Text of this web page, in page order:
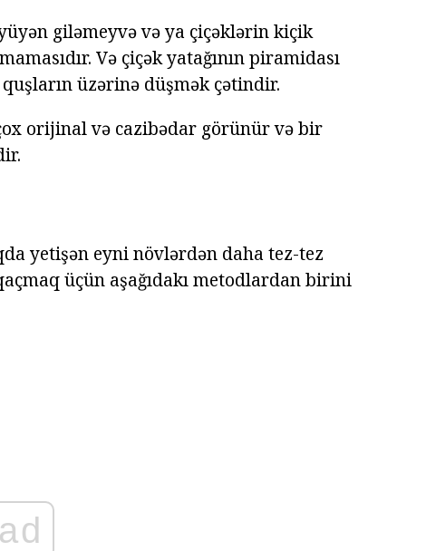
giləmeyvə və ya çiçəklərin kiçik
Və çiçək yatağının piramidası
üzərinə düşmək çətindir.
orijinal və cazibədar görünür və bir
yetişən eyni növlərdən daha tez-tez
üçün aşağıdakı metodlardan birini
ad